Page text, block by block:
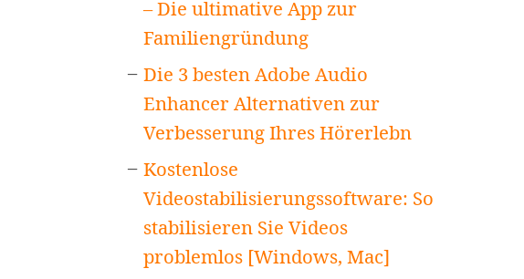
– Die ultimative App zur
Familiengründung
Die 3 besten Adobe Audio
Enhancer Alternativen zur
Verbesserung Ihres Hörerlebn
Kostenlose
Videostabilisierungssoftware: So
stabilisieren Sie Videos
problemlos [Windows, Mac]